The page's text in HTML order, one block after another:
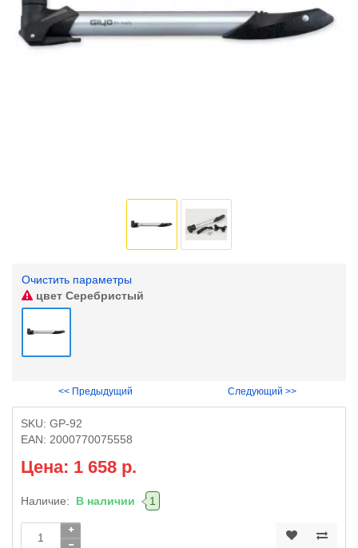
Очистить параметры
цвет Серебристый
<< Предыдущий Следующий >>
SKU: GP-92
EAN: 2000770075558
Цена: 1 658 р.
Наличие: В наличии 1